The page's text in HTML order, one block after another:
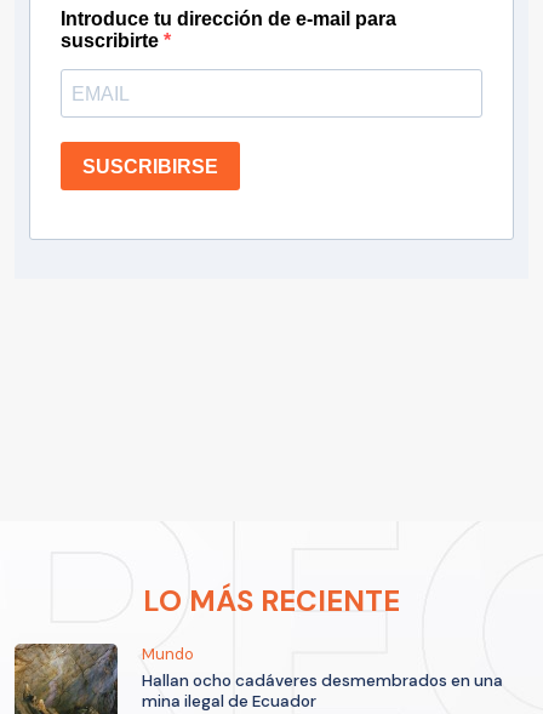
Introduce tu dirección de e-mail para
suscribirte
SUSCRIBIRSE
LO MÁS RECIENTE
Mundo
Hallan ocho cadáveres desmembrados en una
mina ilegal de Ecuador